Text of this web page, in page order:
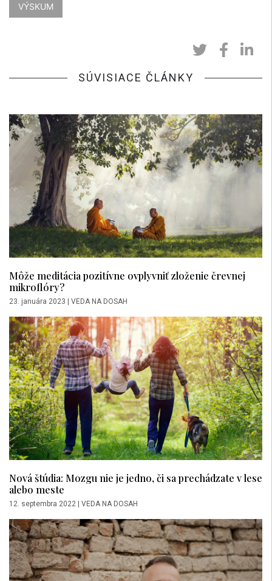
VÝSKUM
SÚVISIACE ČLÁNKY
Môže meditácia pozitívne ovplyvniť zloženie črevnej
mikroflóry?
23. januára 2023 | VEDA NA DOSAH
Nová štúdia: Mozgu nie je jedno, či sa prechádzate v lese
alebo meste
12. septembra 2022 VEDA NA DOSAH